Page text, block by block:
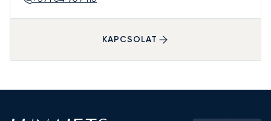
KAPCSOLAT